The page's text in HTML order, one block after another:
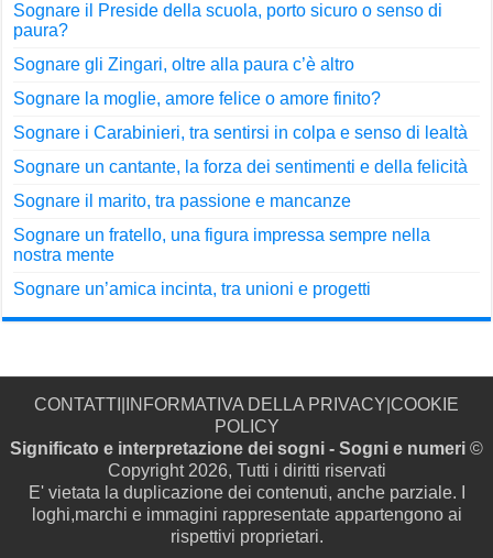
Sognare il Preside della scuola, porto sicuro o senso di
paura?
Sognare gli Zingari, oltre alla paura c’è altro
Sognare la moglie, amore felice o amore finito?
Sognare i Carabinieri, tra sentirsi in colpa e senso di lealtà
Sognare un cantante, la forza dei sentimenti e della felicità
Sognare il marito, tra passione e mancanze
Sognare un fratello, una figura impressa sempre nella
nostra mente
Sognare un’amica incinta, tra unioni e progetti
CONTATTI INFORMATIVA DELLA PRIVACY COOKIE
POLICY
Significato e interpretazione dei sogni - Sogni e numeri ©
Copyright 2026, Tutti i diritti riservati
E' vietata la duplicazione dei contenuti, anche parziale. I
loghi,marchi e immagini rappresentate appartengono ai
rispettivi proprietari.